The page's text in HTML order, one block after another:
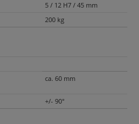
5 / 12 H7 / 45 mm
200 kg
ca. 60 mm
+/- 90°